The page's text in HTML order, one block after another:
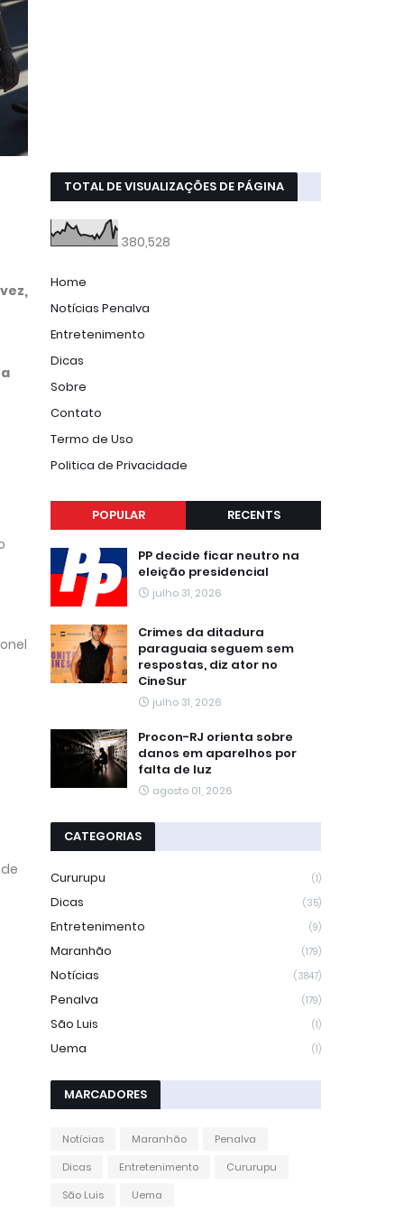
TOTAL DE VISUALIZAÇÕES DE PÁGINA
380,528
Home
Notícias Penalva
Entretenimento
Dicas
Sobre
Contato
Termo de Uso
Politica de Privacidade
POPULAR RECENTS
PP decide ficar neutro na
eleição presidencial
julho 31, 2026
Crimes da ditadura
paraguaia seguem sem
respostas, diz ator no
CineSur
julho 31, 2026
Procon-RJ orienta sobre
danos em aparelhos por
falta de luz
agosto 01, 2026
CATEGORIAS
Cururupu (1)
Dicas (35)
Entretenimento (9)
Maranhão (179)
Notícias (3847)
Penalva (179)
São Luis (1)
Uema (1)
MARCADORES
Notícias Maranhão
Penalva
Dicas
Entretenimento
Cururupu
São Luis
Uema